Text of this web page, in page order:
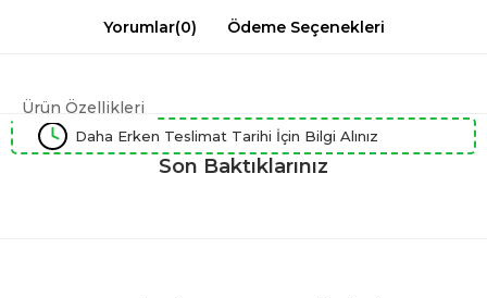
Yorumlar(0) Ödeme Seçenekleri
Ürün Özellikleri
Daha Erken Teslimat Tarihi İçin Bilgi Alınız
Son Baktıklarınız